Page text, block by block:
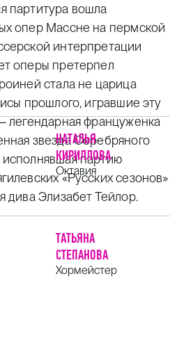
партитура вошла
опер Массне на пермской
интерпретации
оперы претерпел
стала не царица
прошлого, игравшие эту
легендарная француженка
звезда Серебряного
партию
«Русских сезонов»
дива Элизабет Тейлор.
НАТАЛЬЯ
КИРИЛЛОВА
Октавия
ТАТЬЯНА
СТЕПАНОВА
Хормейстер